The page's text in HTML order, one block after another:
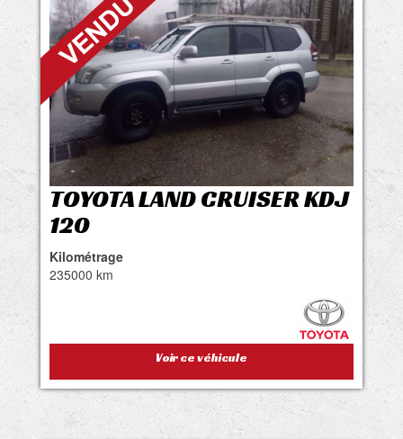
TOYOTA LAND CRUISER KDJ
120
Kilométrage
235000 km
Voir ce véhicule